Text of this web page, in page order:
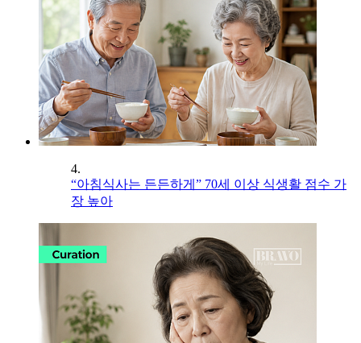
4.
“아침식사는 든든하게” 70세 이상 식생활 점수 가
장 높아